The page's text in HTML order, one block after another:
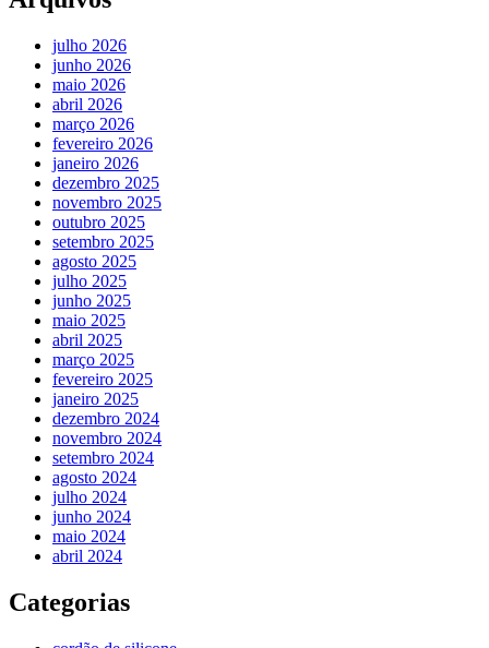
julho 2026
junho 2026
maio 2026
abril 2026
março 2026
fevereiro 2026
janeiro 2026
dezembro 2025
novembro 2025
outubro 2025
setembro 2025
agosto 2025
julho 2025
junho 2025
maio 2025
abril 2025
março 2025
fevereiro 2025
janeiro 2025
dezembro 2024
novembro 2024
setembro 2024
agosto 2024
julho 2024
junho 2024
maio 2024
abril 2024
Categorias